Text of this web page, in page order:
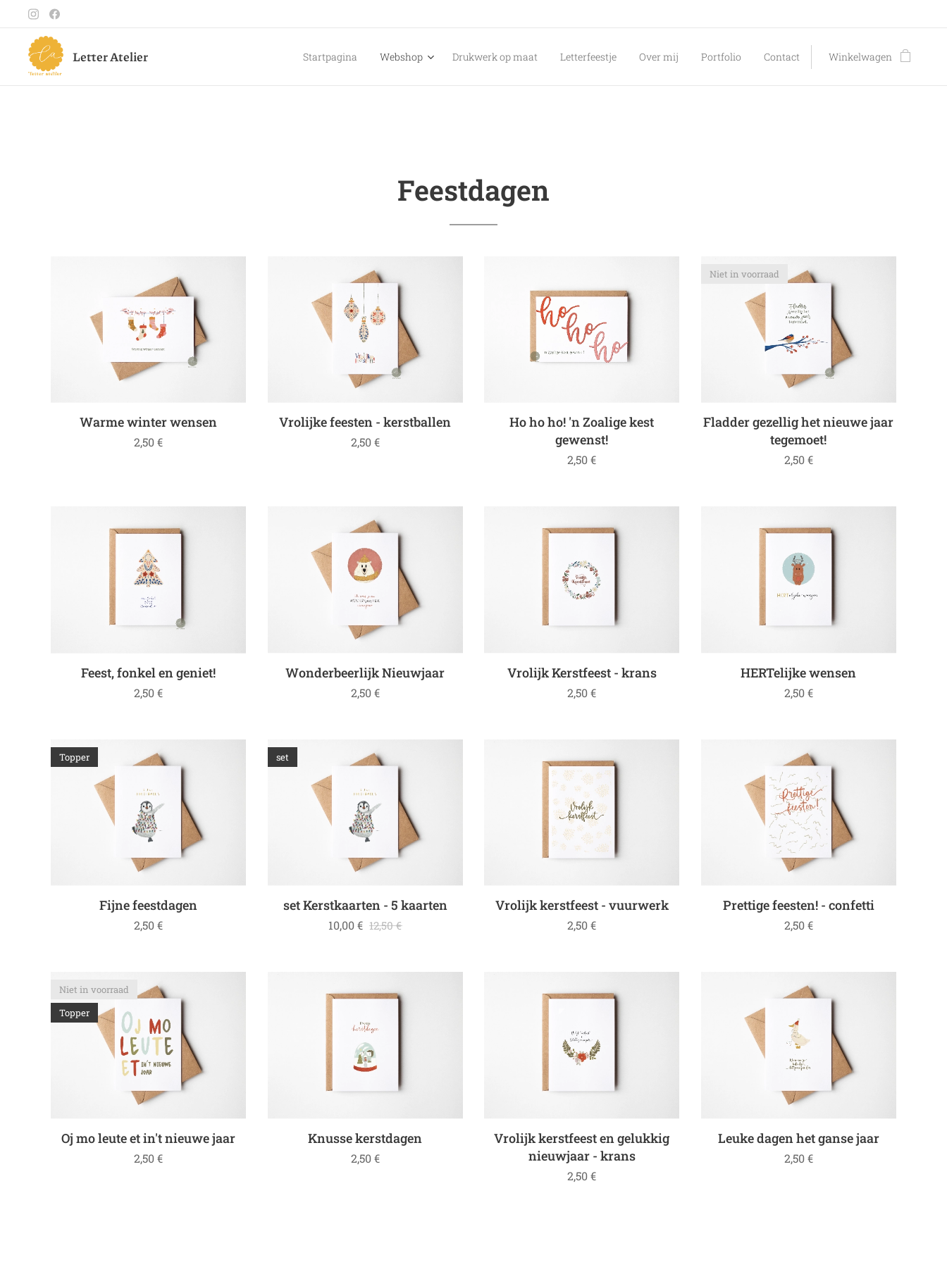
Letter Atelier Startpagina Webshop Drukwerk op maat Letterfeestje Over mij Portfolio Contact Winkelwagen
Feestdagen
Warme winter wensen
2,50€
Vrolijke feesten - kerstballen
2,50€
Ho ho ho! 'n Zoalige kest
gewenst!
2,50€
Fladder gezellig het nieuwe jaar
tegemoet!
Niet in voorraad
2,50€
Feest, fonkel en geniet!
2,50€
Wonderbeerlijk Nieuwjaar
2,50€
Vrolijk Kerstfeest - krans
2,50€
HERTelijke wensen
2,50€
Fijne feestdagen
Topper
2,50€
set Kerstkaarten - 5 kaarten
set
10,00€ 12,50€
Vrolijk kerstfeest - vuurwerk
2,50€
Prettige feesten! - confetti
2,50€
Oj mo leute et in't nieuwe jaar
Niet in voorraad
Topper
2,50€
Knusse kerstdagen
2,50€
Vrolijk kerstfeest en gelukkig
nieuwjaar - krans
2,50€
Leuke dagen het ganse jaar
2,50€